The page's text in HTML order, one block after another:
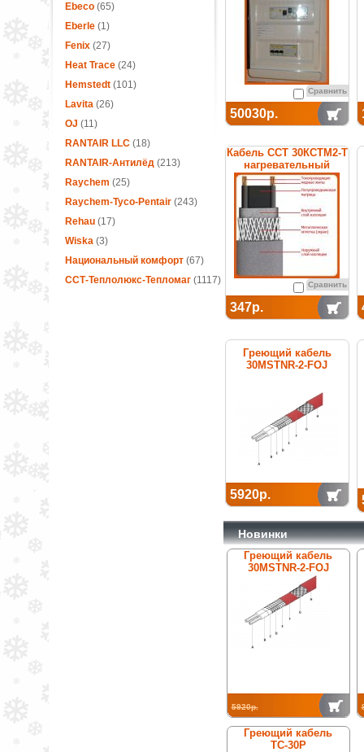
Ebeco(65)
Eberle(1)
Fenix(27)
Heat Trace(24)
Hemstedt(101)
Lavita(26)
OJ (11)
RANTAIR LLC(18)
RANTAIR-Антилёд(213)
Raychem (25)
Raychem-Tyco-Pentair (243)
Rehau(17)
Wiska(3)
Национальный комфорт(67)
ССТ-Теплолюкс-Тепломаг(1117)
Сравнить
50030р.
Кабель ССТ 30КСТМ2-Т
нагревательный
саморегулирующийся
Сравнить
347р.
Греющий кабель
30MSTNR-2-FOJ
5920р.
Новинки
Греющий кабель
30MSTNR-2-FOJ
5920р.
Греющий кабель
ТС-30Р